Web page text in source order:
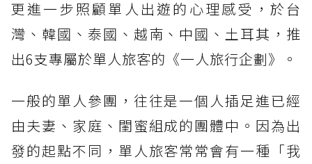
更進一步照顧單人出遊的心理感受，於台
灣、韓國、泰國、越南、中國、土耳其，推
出6支專屬於單人旅客的《一人旅行企劃》。
一般的單人參團，往往是一個人插足進已經
由夫妻、家庭、閨蜜組成的團體中。因為出
發的起點不同，單人旅客常常會有一種「我